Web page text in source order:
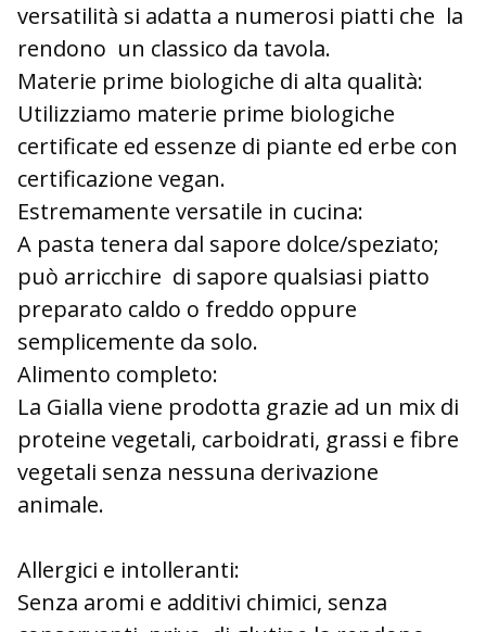
versatilità si adatta a numerosi piatti che la
rendono un classico da tavola.
Materie prime biologiche di alta qualità:
Utilizziamo materie prime biologiche
certificate ed essenze di piante ed erbe con
certificazione vegan.
Estremamente versatile in cucina:
A pasta tenera dal sapore dolce/speziato;
può arricchire di sapore qualsiasi piatto
preparato caldo o freddo oppure
semplicemente da solo.
Alimento completo:
La Gialla viene prodotta grazie ad un mix di
proteine vegetali, carboidrati, grassi e fibre
vegetali senza nessuna derivazione
animale.
Allergici e intolleranti:
Senza aromi e additivi chimici, senza